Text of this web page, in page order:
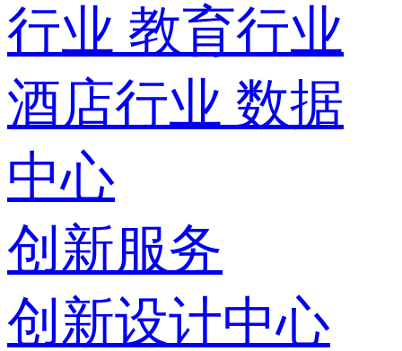
行业 教育行业
酒店行业 数据
中心
创新服务
创新设计中心